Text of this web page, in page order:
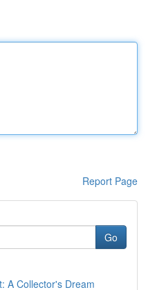
Report Page
Go
A Collector's Dream